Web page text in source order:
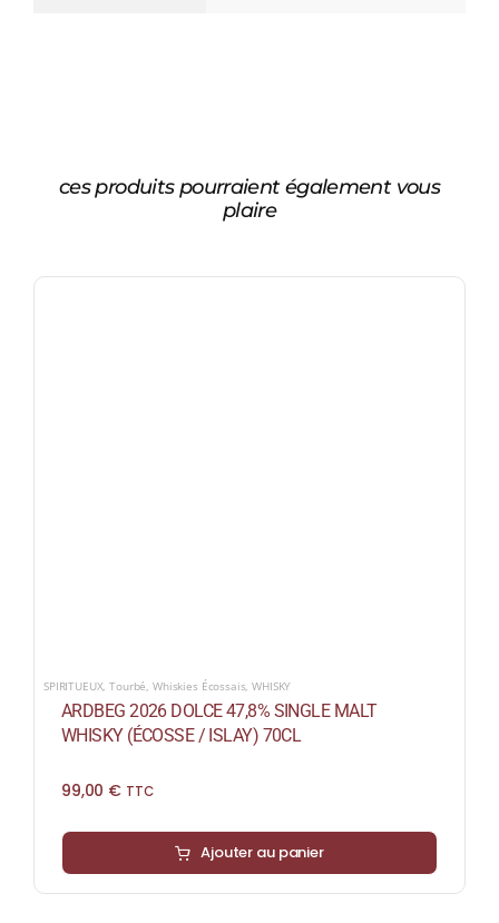
ces produits pourraient également vous
plaire
SPIRITUEUX,Tourbé, Whiskies Écossais,WHISKY
ARDBEG 2026 DOLCE 47,8% SINGLE MALT
WHISKY (ÉCOSSE / ISLAY) 70CL
99,00 € TTC
Ajouter au panier